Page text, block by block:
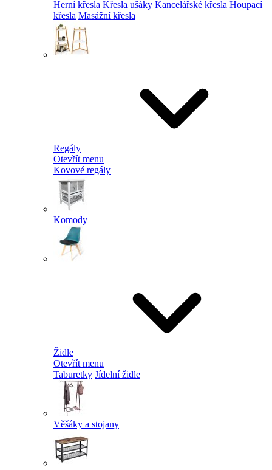
Herní křesla Křesla ušáky Kancelářské křesla Houpací
křesla Masážní křesla
Regály
Otevřít menu
Kovové regály
Komody
Židle
Otevřít menu
Taburetky Jídelní židle
Věšáky a stojany